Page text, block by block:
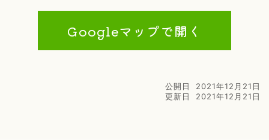
Googleマップで開く
公開日
2021年12月21日
更新日
2021年12月21日